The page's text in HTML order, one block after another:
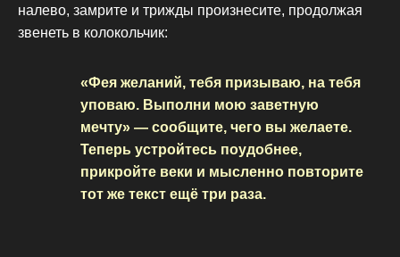
налево, замрите и трижды произнесите, продолжая
звенеть в колокольчик:
«Фея желаний, тебя призываю, на тебя
уповаю. Выполни мою заветную
мечту» — сообщите, чего вы желаете.
Теперь устройтесь поудобнее,
прикройте веки и мысленно повторите
тот же текст ещё три раза.